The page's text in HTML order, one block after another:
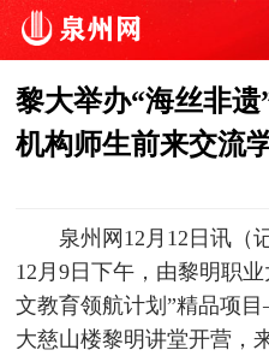
黎大举办“海丝非
机构师生前来交流
泉州网12月12日讯（
12月9日下午，由黎明职
文教育领航计划”精品项
大慈山楼黎明讲堂开营，